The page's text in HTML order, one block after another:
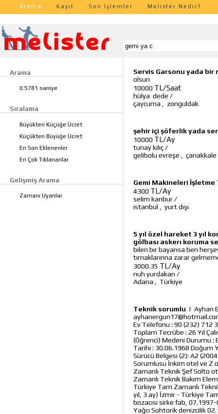
Arama Kayıt Son İşlemler Melister Nedir?
Arama
0.5781 saniye
Sıralama
Büyükten Küçüğe Ücret
Küçükten Büyüğe Ücret
En Son Eklenenler
En Çok Tıklananlar
Gelişmiş Arama
Zamanı Uyanlar
Servis Garsonu yada
olsun
10000 TL/Saat
hülya dede /
çaycuma
zonguldak
şehir içi şöferlik yada
10000 TL/Ay
tunay kılıç/
gelibolu evreşe
çanakkale
Gemi Makineleri İşletme
4300 TL/Ay
selim kanbur/
istanbul
yurt dışı
5 yıl özel hareket 3 yıl
gölbası askerı koruma
bılen bır bayansa ben
tırnaklarınna zarar
3000.35 TL/Ay
nuh yurdakan /
Adana
Türkiye
Teknik sorumlu | Ayhan
Ev Telefonu : 90 (232) 712
Toplam Tecrübe : 26 Yıl
(Öğrenci) Medeni Durumu :
Tarihi : 30.06.1968 Doğum
Sürücü Belgesi (2): A2
Sorumlusu İnkim otel ve Z
Zamanlı Teknik Şef Solto
Zamanlı Teknik Bakım
Türkiye Tam Zamanlı
yıl, 3 ay) İzmir - Türkiye
bozacısı sirke fab,
Yağcı Sohtorik denizcilik